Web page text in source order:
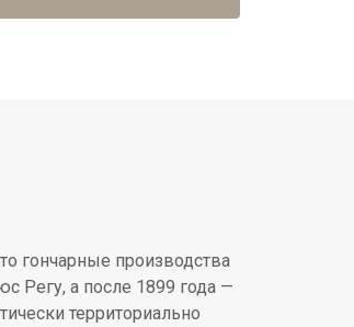
гончарные производства
Регу, а после 1899 года —
территориально